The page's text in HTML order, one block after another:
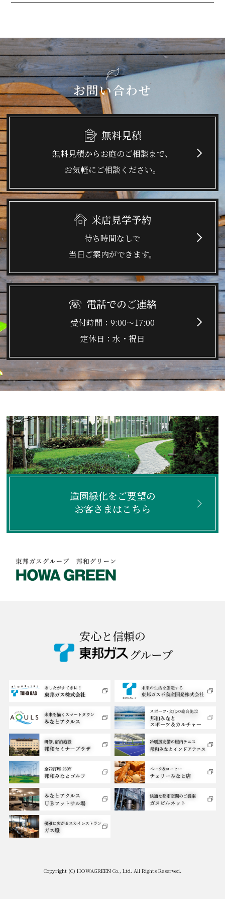
お問い合わせ
無料見積
無料見積からお庭のご相談まで、
お気軽にご相談ください。
来店見学予約
待ち時間なしで
当日ご案内ができます。
電話でのご連絡
9:00～17:00
水・祝日
造園緑化をご要望の
お客さまはこちら
安心と信頼の
グループ
Copyright (C) HOWAGREEN Co., Ltd. All Rights Reserved.